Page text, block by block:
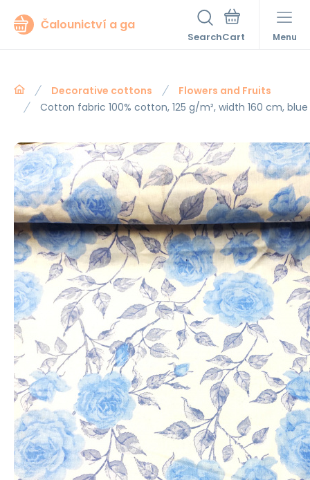
Čalounictví a ga
Search Menu
Decorative cottons
Flowers and Fruits
Cotton fabric 100% cotton, 125 g/m², width 160 cm,